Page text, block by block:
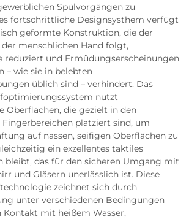
Spülvorgängen zu
fortschrittliche Designsysthem verfügt
geformte Konstruktion, die der
menschlichen Hand folgt,
reduziert und Ermüdungserscheinungen
– wie sie in belebten
üblich sind – verhindert. Das
nutzt
die gezielt in den
Fingerbereichen platziert sind, um
auf nassen, seifigen Oberflächen zu
ein exzellentes taktiles
bleibt, das für den sicheren Umgang mit
und Gläsern unerlässlich ist. Diese
zeichnet sich durch
unter verschiedenen Bedingungen
Kontakt mit heißem Wasser,